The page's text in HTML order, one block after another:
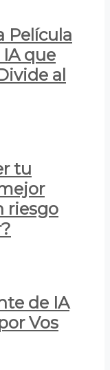
Película
que
al
tu
riesgo
de IA
Vos